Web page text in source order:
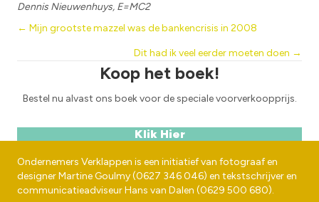
Dennis Nieuwenhuys, E=MC2
Posts
navigation
← Mijn grootste mazzel was de bankencrisis in 2008
Dit had ik veel eerder moeten doen →
Koop het boek!
Bestel nu alvast ons boek voor de speciale voorverkoopprijs.
Klik Hier
Ondernemers Verklappen is een initiatief van fotograaf en
designerMartine Goulmy(0627 346 046) en tekstschrijver en
communicatieadviseurHans van Dalen (0629 500 680).